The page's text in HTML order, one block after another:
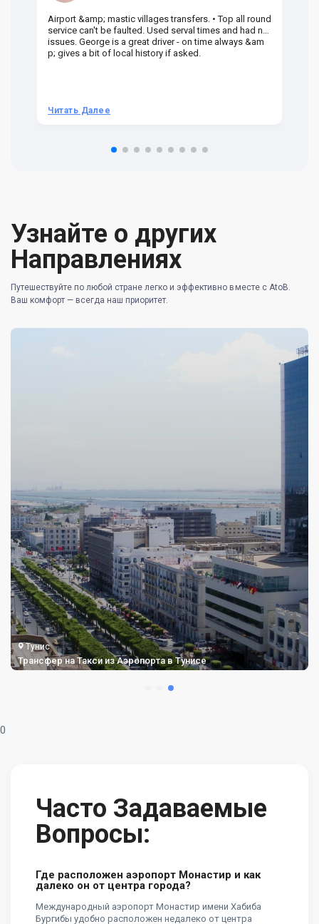
Airport &amp; mastic villages transfers. • Top all round
service can't be faulted. Used serval times and had no
issues. George is a great driver - on time always &am
p; gives a bit of local history if asked.
Читать Далее
Узнайте о других
Направлениях
Путешествуйте по любой стране легко и эффективно вместе с AtoB.
Ваш комфорт — всегда наш приоритет.
Тунис
Трансфер на Такси из Аэропорта в Тунисе
0
Часто Задаваемые
Вопросы:
Где расположен аэропорт Монастир и как
далеко он от центра города?
Международный аэропорт Монастир имени Хабиба
Бургибы удобно расположен недалеко от центра